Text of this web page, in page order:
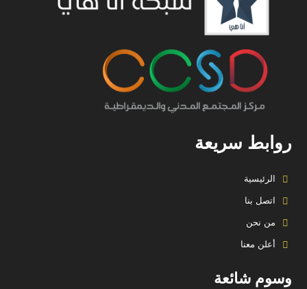
روابط سريعة
الرئيسية
اتصل بنا
من نحن
أعلن معنا
وسوم شائعة